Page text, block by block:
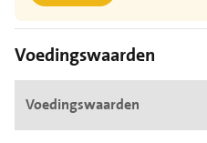
Voedingswaarden
Voedingswaarden